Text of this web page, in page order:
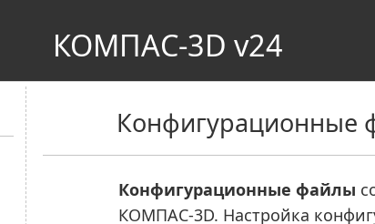
КОМПАС-3D v24
Конфигурационные
Конфигурационные файлы
КОМПАС-3D. Настройка